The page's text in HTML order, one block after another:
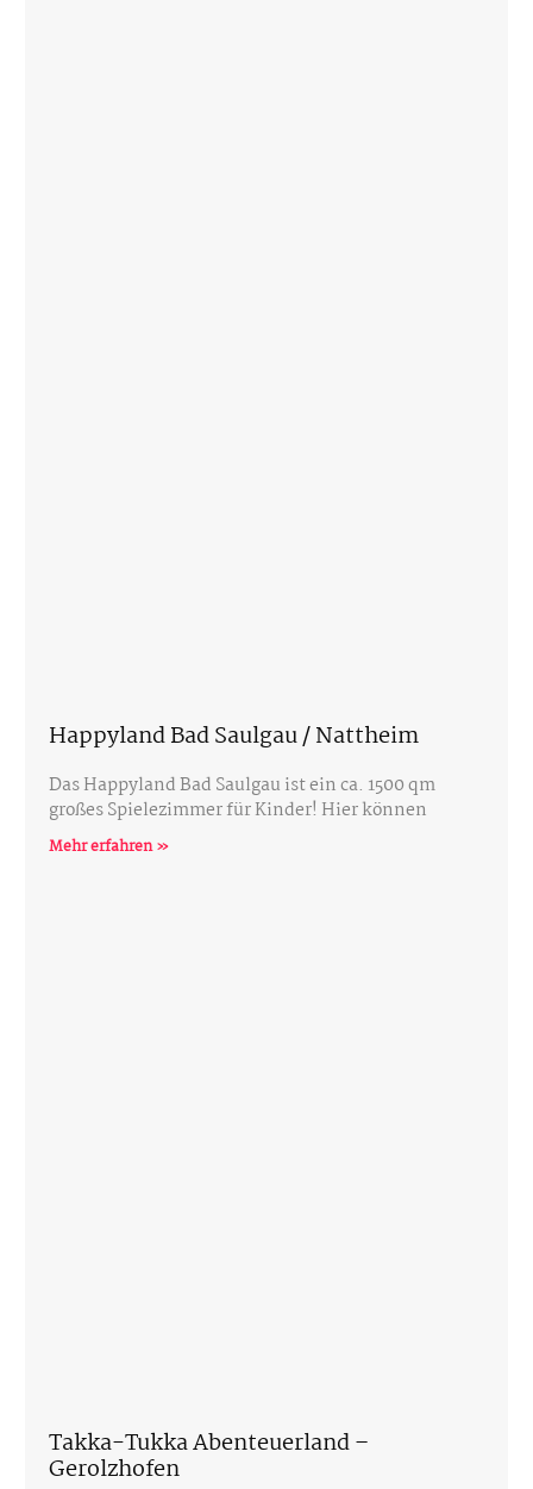
Happyland Bad Saulgau / Nattheim
Das Happyland Bad Saulgau ist ein ca. 1500 qm
großes Spielezimmer für Kinder! Hier können
Mehr erfahren »
Takka-Tukka Abenteuerland –
Gerolzhofen